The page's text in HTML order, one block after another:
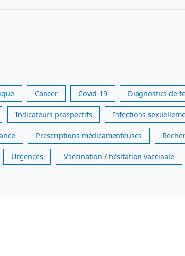
Cancer Covid-19 Diagnostics de
Indicateurs prospectifs Infections
Prescriptions médicamenteuses
Urgences Vaccination / hésitation vaccinale